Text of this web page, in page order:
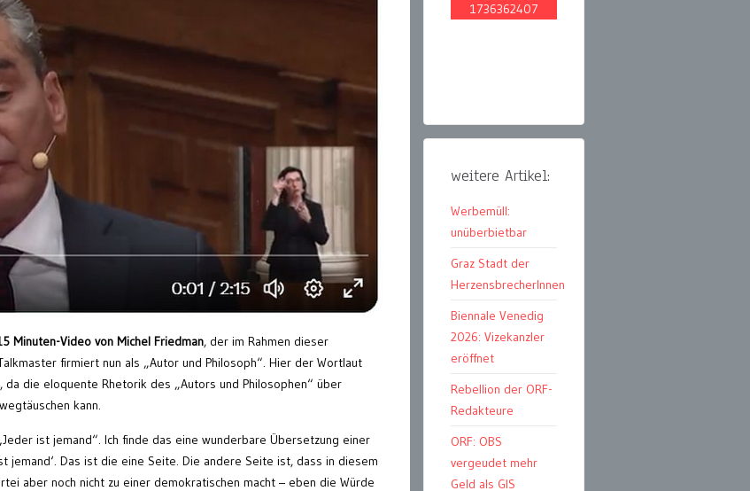
Minuten-Video von Michel Friedman, der im Rahmen dieser
firmiert nun als „Autor und Philosoph“. Hier der Wortlaut
die eloquente Rhetorik des „Autors und Philosophen“ über
kann.
ist jemand“. Ich finde das eine wunderbare Übersetzung einer
jemand‘. Das ist die eine Seite. Die andere Seite ist, dass in diesem
aber noch nicht zu einer demokratischen macht – eben die Würde
1736362407
weitere Artikel:
Werbemüll:
unüberbietbar
Graz Stadt der
HerzensbrecherInnen
Biennale Venedig
2026: Vizekanzler
eröffnet
Rebellion der ORF-
Redakteure
ORF: OBS
vergeudet mehr
Geld als GIS